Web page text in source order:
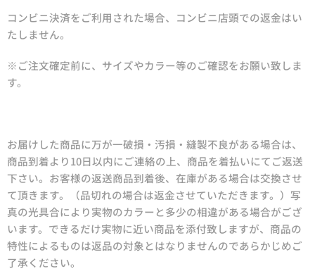
コンビニ決済をご利用された場合、コンビニ店頭での返金はい
たしません。
※ご注文確定前に、サイズやカラー等のご確認をお願い致しま
す。
お届けした商品に万が一破損・汚損・縫製不良がある場合は、
商品到着より10日以内にご連絡の上、商品を着払いにてご返送
下さい。お客様の返送商品到着後、在庫がある場合は交換させ
て頂きます。（品切れの場合は返金させていただきます。）写
真の光具合により実物のカラーと多少の相違がある場合がござ
います。できるだけ実物に近い商品を添付致しますが、商品の
特性によるものは返品の対象とはなりませんのであらかじめご
了承ください。